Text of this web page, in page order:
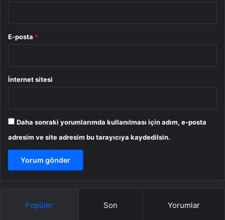
E-posta *
İnternet sitesi
Daha sonraki yorumlarımda kullanılması için adım, e-posta
adresim ve site adresim bu tarayıcıya kaydedilsin.
Popüler Son Yorumlar